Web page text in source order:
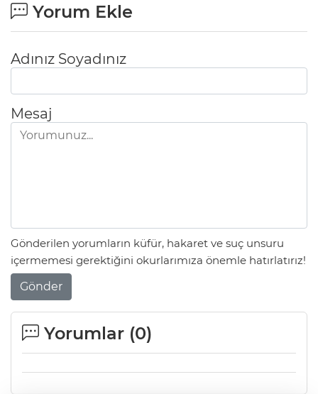
Yorum Ekle
Adınız Soyadınız
Mesaj
Gönderilen yorumların küfür, hakaret ve suç unsuru
içermemesi gerektiğini okurlarımıza önemle hatırlatırız!
Gönder
Yorumlar (0)